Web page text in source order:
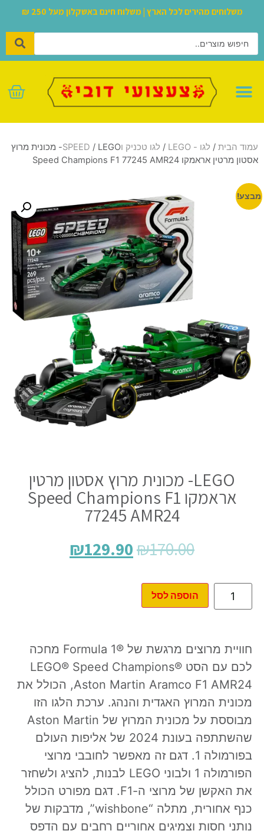
משלוחים מהירים לכל הארץ | משלוח חינם באשקלון מעל 250 ₪
עמוד הבית / לגו - LEGO / לגו טכניק וSPEED
/ LEGO- מכונית מרוץ
אסטון מרטין אראמקו Speed Champions F1 77245 AMR24
מבצע!
LEGO- מכונית מרוץ אסטון מרטין
אראמקו Speed Champions F1
77245 AMR24
₪170.00
₪129.90
הוספה לסל
חוויית מרוצים מרגשת של ®Formula 1 מחכה
לכם עם הסט ®LEGO® Speed Champions
Aston Martin Aramco F1 AMR24, הכולל את
מכונית המרוץ האגדית והנהג. ערכת הלגו הזו
מבוססת על מכונית המרוץ של Aston Martin
שהשתתפה בעונת 2024 של אליפות העולם
בפורמולה 1. דגם זה מאפשר לחובבי מרוצי
הפורמולה 1 ולבוני LEGO לבנות, להציג ולשחזר
את האקשן של מרוצי ה-F1. דגם מפורט הכולל
כנף אחורית, מתלה “wishbone”, מדבקות של
נותני חסות וצמיגים אחוריים רחבים עם הדפס